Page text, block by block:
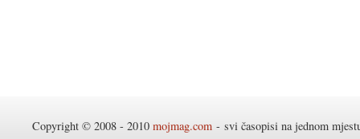
Copyright © 2008 - 2010 mojmag.com - svi časopisi na jednom